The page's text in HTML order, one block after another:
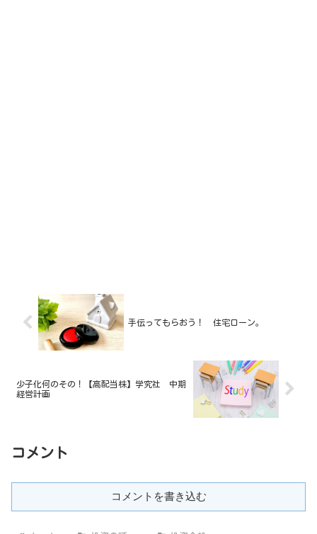
手伝ってもらおう！ 住宅ローン。
少子化何のその！【高配当株】学究社 中期
経営計画
コメント
コメントを書き込む